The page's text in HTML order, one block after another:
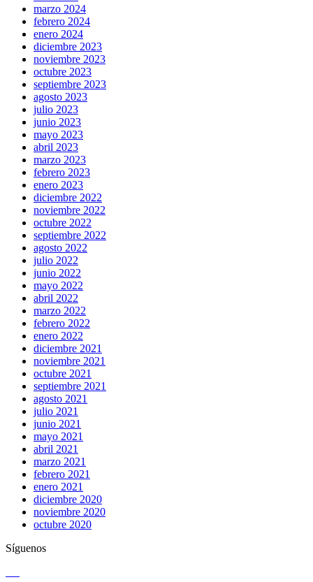
marzo 2024
febrero 2024
enero 2024
diciembre 2023
noviembre 2023
octubre 2023
septiembre 2023
agosto 2023
julio 2023
junio 2023
mayo 2023
abril 2023
marzo 2023
febrero 2023
enero 2023
diciembre 2022
noviembre 2022
octubre 2022
septiembre 2022
agosto 2022
julio 2022
junio 2022
mayo 2022
abril 2022
marzo 2022
febrero 2022
enero 2022
diciembre 2021
noviembre 2021
octubre 2021
septiembre 2021
agosto 2021
julio 2021
junio 2021
mayo 2021
abril 2021
marzo 2021
febrero 2021
enero 2021
diciembre 2020
noviembre 2020
octubre 2020
Síguenos